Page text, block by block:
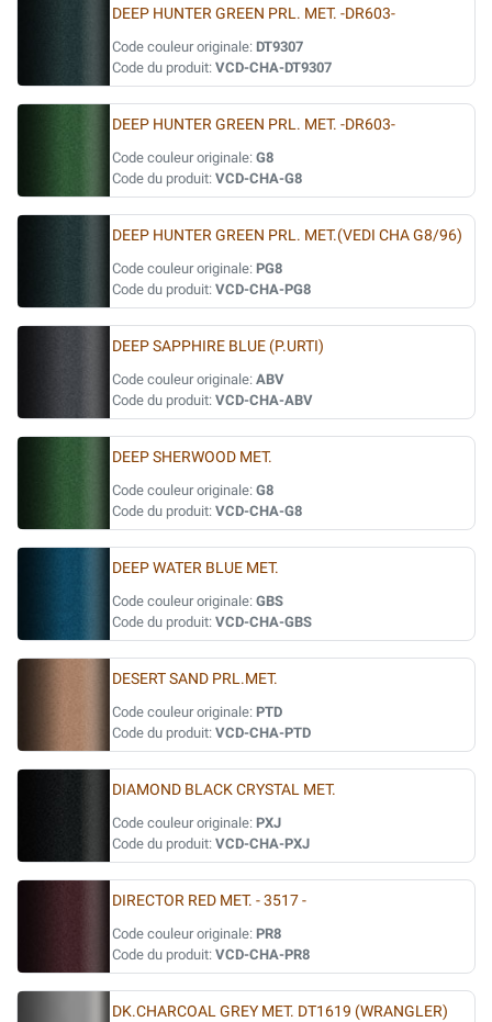
DEEP HUNTER GREEN PRL. MET. -DR603-
Code couleur originale: DT9307
Code du produit: VCD-CHA-DT9307
DEEP HUNTER GREEN PRL. MET. -DR603-
Code couleur originale: G8
Code du produit: VCD-CHA-G8
DEEP HUNTER GREEN PRL. MET.(VEDI CHA G8/96)
Code couleur originale: PG8
Code du produit: VCD-CHA-PG8
DEEP SAPPHIRE BLUE (P.URTI)
Code couleur originale: ABV
Code du produit: VCD-CHA-ABV
DEEP SHERWOOD MET.
Code couleur originale: G8
Code du produit: VCD-CHA-G8
DEEP WATER BLUE MET.
Code couleur originale: GBS
Code du produit: VCD-CHA-GBS
DESERT SAND PRL.MET.
Code couleur originale: PTD
Code du produit: VCD-CHA-PTD
DIAMOND BLACK CRYSTAL MET.
Code couleur originale: PXJ
Code du produit: VCD-CHA-PXJ
DIRECTOR RED MET. - 3517 -
Code couleur originale: PR8
Code du produit: VCD-CHA-PR8
DK.CHARCOAL GREY MET. DT1619 (WRANGLER)